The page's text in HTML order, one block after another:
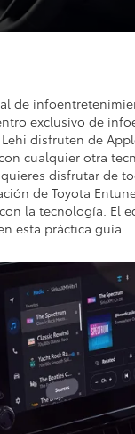
de
exclusivo de
disfruten de
cualquier otra
disfrutar de
de Toyota
la tecnología. El
esta práctica guía.